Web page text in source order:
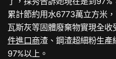
累計節約用水6773萬立方米
瓦斯灰等固體廢棄物實現全
件進口商渣、鋼渣超細粉生產
97%以上。